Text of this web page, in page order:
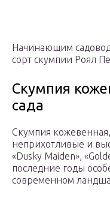
Начинающим
сорт скумпии Роял
Скумпия
сада
Скумпия
неприхотливые и
«Dusky Maiden»,
последние годы
современном